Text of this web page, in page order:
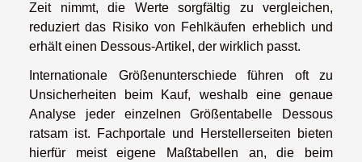
Zeit nimmt, die Werte sorgfältig zu vergleichen,
reduziert das Risiko von Fehlkäufen erheblich und
erhält einen Dessous-Artikel, der wirklich passt.
Internationale Größenunterschiede führen oft zu
Unsicherheiten beim Kauf, weshalb eine genaue
Analyse jeder einzelnen Größentabelle Dessous
ratsam ist. Fachportale und Herstellerseiten bieten
hierfür meist eigene Maßtabellen an, die beim